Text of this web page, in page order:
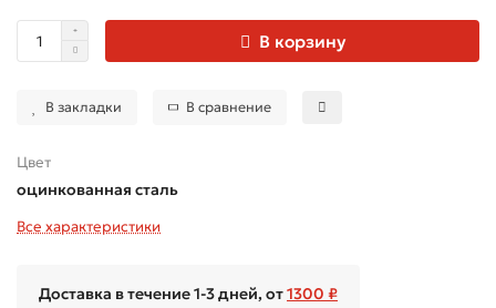
В корзину
В закладки В сравнение
Цвет
оцинкованная сталь
Все характеристики
Доставка в течение 1-3 дней, от1300 ₽